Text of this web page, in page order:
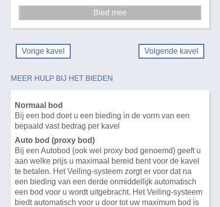
Vorige kavel Volgende kavel
MEER HULP BIJ HET BIEDEN
Normaal bod
Bij een bod doet u een bieding in de vorm van een
bepaald vast bedrag per kavel
Auto bod (proxy bod)
Bij een Autobod (ook wel proxy bod genoemd) geeft u
aan welke prijs u maximaal bereid bent voor de kavel
te betalen. Het Veiling-systeem zorgt er voor dat na
een bieding van een derde onmiddellijk automatisch
een bod voor u wordt uitgebracht. Het Veiling-systeem
biedt automatisch voor u door tot uw maximum bod is